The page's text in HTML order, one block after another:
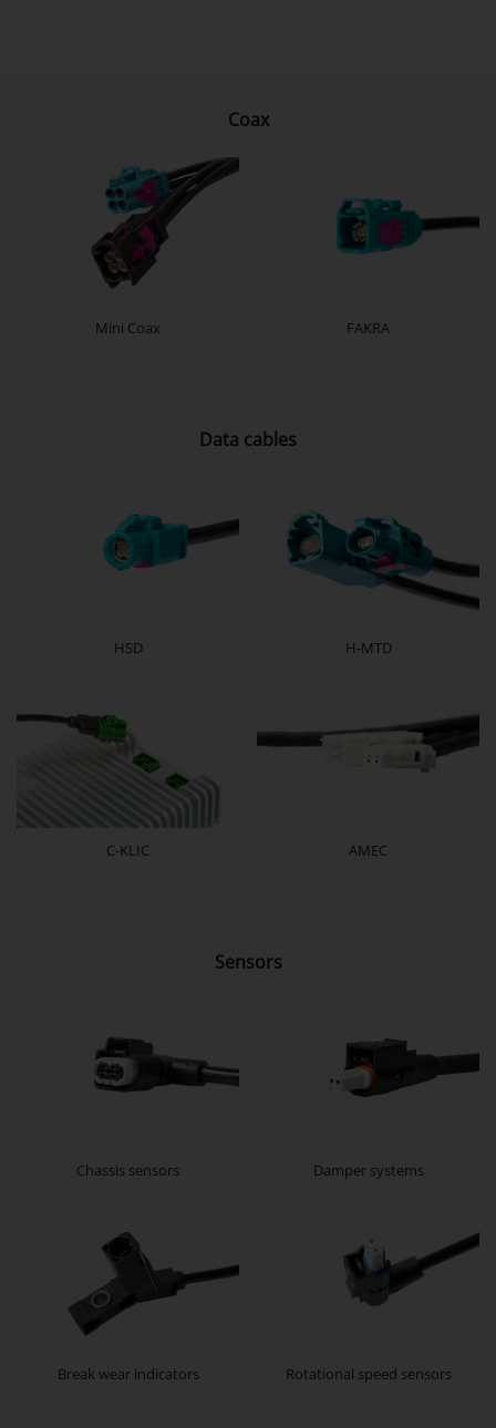
Coax
Mini Coax FAKRA
Data cables
HSD H-MTD
C-KLIC AMEC
Sensors
Chassis sensors Damper systems
Break wear indicators Rotational speed sensors